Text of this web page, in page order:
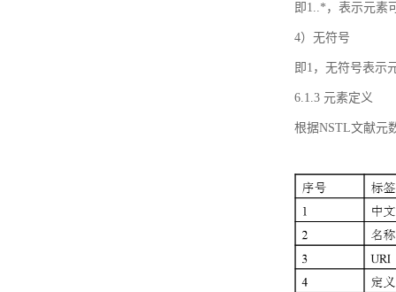
即1..*，表示元素
4）无符号
即1，无符号表示
6.1.3 元素定义
根据NSTL文献元